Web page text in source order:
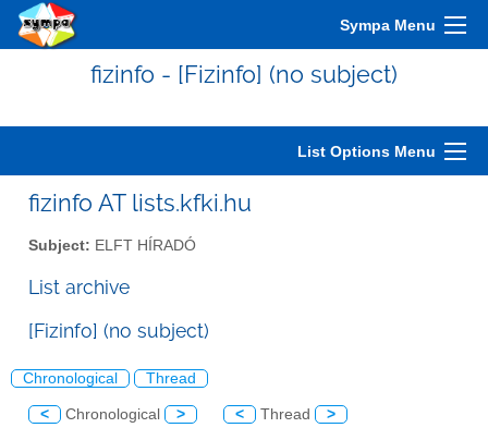
Sympa Menu
fizinfo - [Fizinfo] (no subject)
List Options Menu
fizinfo AT lists.kfki.hu
Subject: ELFT HÍRADÓ
List archive
[Fizinfo] (no subject)
Chronological Thread
< Chronological > < Thread >